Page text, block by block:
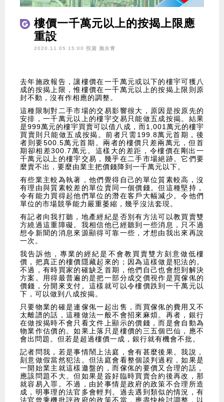
樓價一千萬元以上的按揭上限應
重設
2020.11.05 15:00 投資 施永青
去年施政報告，讓樓價在一千萬元或以下的樓宇可獲八
成的按揭上限，惟樓價在一千萬元以上的按揭上限則原
封不動，沒有作相應的調整。
這種限制對二手市場的交易影響很大，原因是按原先的
安排，一千萬元以上的樓宇交易只能做五成按揭。結果
是999萬元的樓宇買賣可以借八成，而1,001萬元的樓宇
買賣則只能做五成按揭。前者只需199.8萬元首期，後
者則要500.5萬元首期。兩者的樓價只差兩萬元，但首
期卻相差300.7萬元。這樣大的差距，令樓價在剛出一
千萬元以上的樓宇交易，幾乎在二手市場絕跡。它們要
麼賣不出，要麼由業主把價錢降到一千萬元以下。
有些業主較為執著，他們覺得自己的單位質素較高，沒
有理由與質素較差的單位賣同一個價錢。但這種堅持，
令有能力買得起他們單位的潛在客戶大幅減少。令他們
單位的市場競爭能力嚴重萎縮，幾乎沒法套現。
有記者向我打聽，地產經紀是否別有方法可以教買賣雙
方繞過這重障礙。我相信他已經聽到一些消息，只不過
想令新聞的消息來源顯得可靠一些，才想由我出來再說
一次。
我告訴他，專業的經紀是不會教買賣雙方刻意做低樓
價，把真正的樓價隱藏起來的；因為這樣做是犯法的。
不過，有時買家的確缺乏首期，他們自己也會想到解決
方案。用得最普遍的是把一部分成交價視作是買傢俬的
價錢，分開來支付。這樣就可以令樓價跌到一千萬元以
下，可以做到八成按揭。
只要物業的確是連傢俬一起出售，而買傢俬的費用又不
太離譜的話，這種做法一般不會招來麻煩。再者，銀行
在做按揭時不會只看文件上顯示的價錢，而是會自動為
物業作估價的。如果上落只是樓價的三五個巴仙，應不
會出問題。但若是超過樓價一成，銀行就有機會不批。
記者問我，若是事情鬧上法庭，會有甚麼後果。我說，
刻意做假當然犯法。但法庭會看整個談判過程，如果是
一開始業主就這樣邀盤的，而傢俬的要價又合理的話，
應該問題不大。但如果是簽好臨時買賣合約後再改，那
就容易入罪。不過，由於事情是政府的政策不合理所造
成，明事理的法官多會輕判。過去遇到類似的情況，有
法官曾乘機批評政府的政策不當，應盡快檢討調整，以